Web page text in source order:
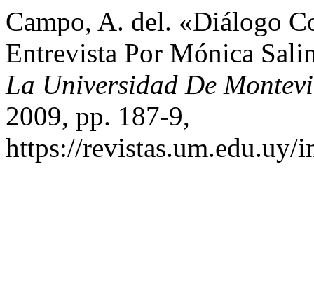
Campo, A. del. «Diálogo
Entrevista Por Mónica
La Universidad De
2009, pp. 187-9,
https://revistas.um.edu.uy/